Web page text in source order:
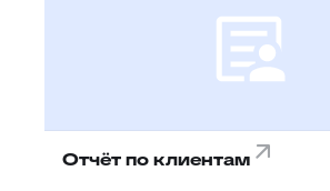
Отчёт по клиентам